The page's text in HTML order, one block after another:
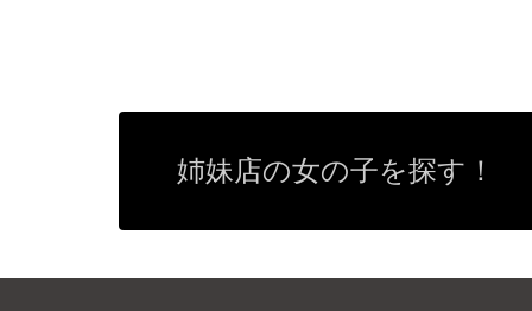
姉妹店の女の子を探す！